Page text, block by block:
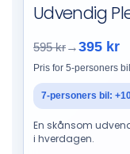
Udvendig
595 kr→395 kr
Pris for 5-personers bil
7-personers bil:
En skånsom
i hverdagen.